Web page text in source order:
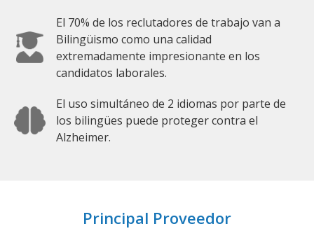
El 70% de los reclutadores de trabajo van a
Bilingüismo como una calidad
extremadamente impresionante en los
candidatos laborales.
El uso simultáneo de 2 idiomas por parte de
los bilingües puede proteger contra el
Alzheimer.
Principal Proveedor